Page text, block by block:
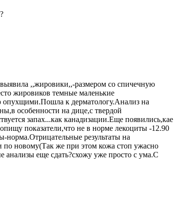
выявила ,,жировики,,-размером со спичечную
жировиков темные маленькие
опухщими.Пошла к дерматологу.Анализ на
особенности на дице,с твердой
запах...как канадизации.Еще появились,кае
показатели,что не в норме лекоциты -12.90
результаты на
по новому(Так же при этом кожа стоп ужасно
анализы еще сдать?схожу уже просто с ума.С